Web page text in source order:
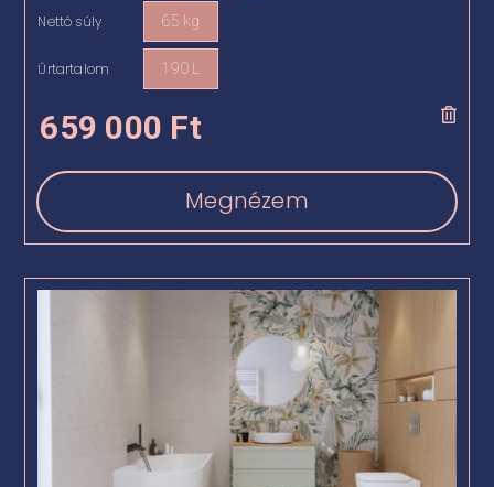
Nettó súly 65 kg
Űrtartalom 190 L
659 000 Ft
Megnézem